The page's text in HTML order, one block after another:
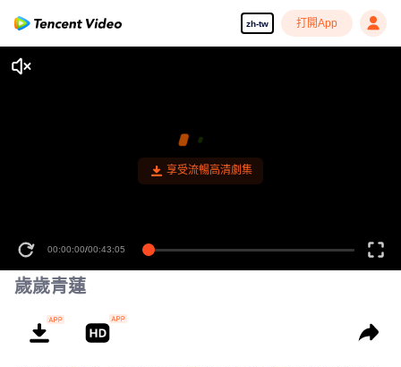
zh-tw 打開App
享受流暢高清劇集
00:00:00/00:43:05
歲歲青蓮